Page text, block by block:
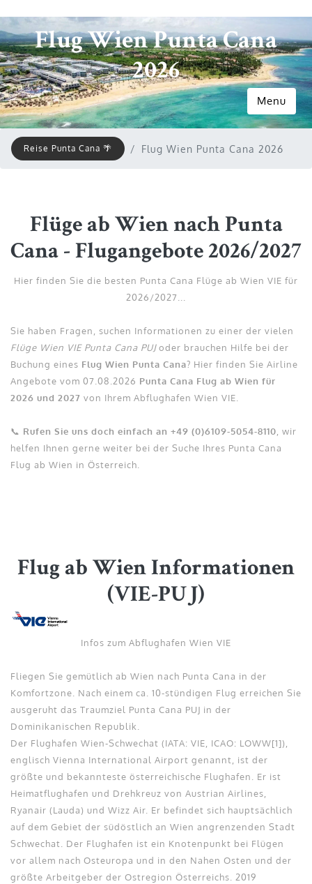
Flug Wien Punta Cana
2026
Menu
Reise Punta Cana 🌴 Flug Wien Punta Cana 2026
Flüge ab Wien nach Punta
Cana - Flugangebote 2026/2027
Hier finden Sie die besten Punta Cana Flüge ab Wien VIE für
2026/2027...
Sie haben Fragen, suchen Informationen zu einer der vielen
Flüge Wien VIE Punta Cana PUJoder brauchen Hilfe bei der
Buchung eines Flug Wien Punta Cana? Hier finden Sie Airline
Angebote vom 07.08.2026 Punta Cana Flug ab Wien für
2026 und 2027 von Ihrem Abflughafen Wien VIE.
📞 Rufen Sie uns doch einfach an +49 (0)6109-5054-8110 , wir
helfen Ihnen gerne weiter bei der Suche Ihres Punta Cana
Flug ab Wien in Österreich.
Flug ab Wien Informationen
(VIE-PUJ)
Infos zum Abflughafen Wien VIE
Fliegen Sie gemütlich ab Wien nach Punta Cana in der
Komfortzone. Nach einem ca. 10-stündigen Flug erreichen Sie
ausgeruht das Traumziel Punta Cana PUJ in der
Dominikanischen Republik.
Der Flughafen Wien-Schwechat (IATA: VIE, ICAO: LOWW[1]),
englisch Vienna International Airport genannt, ist der
größte und bekannteste österreichische Flughafen. Er ist
Heimatflughafen und Drehkreuz von Austrian Airlines,
Ryanair (Lauda) und Wizz Air. Er befindet sich hauptsächlich
auf dem Gebiet der südöstlich an Wien angrenzenden Stadt
Schwechat. Der Flughafen ist ein Knotenpunkt bei Flügen
vor allem nach Osteuropa und in den Nahen Osten und der
größte Arbeitgeber der Ostregion Österreichs. 2019